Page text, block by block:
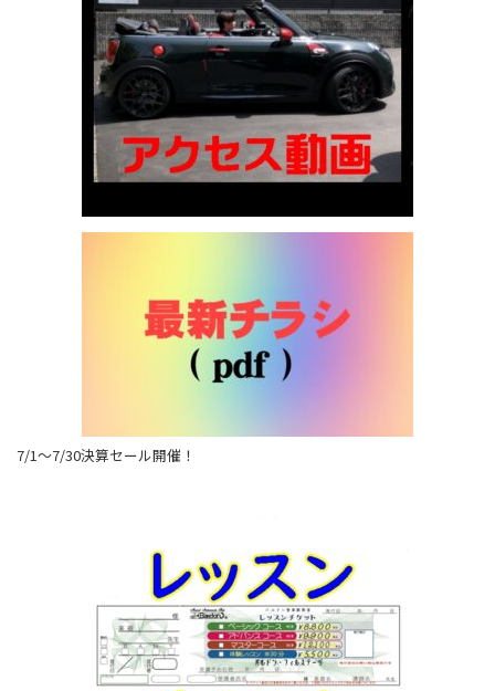
7/1～7/30決算セール開催！